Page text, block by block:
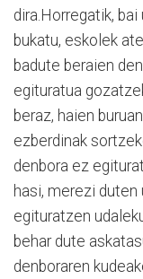
dira.Horregatik,
bukatu, eskolek
badute beraien
egituratua
beraz, haien
ezberdinak
denbora ez
hasi, merezi duten
egituratzen
behar dute
denboraren